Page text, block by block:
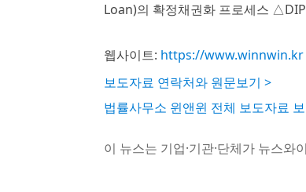
Loan)의 확정채권화 프로세스
웹사이트: https://www.winnwin.kr
보도자료 연락처와 원문보기 >
법률사무소 윈앤윈 전체 보도자료
이 뉴스는 기업·기관·단체가 뉴스